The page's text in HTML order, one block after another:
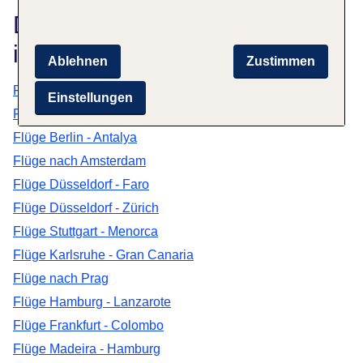
Das könnte dich auch
interessieren
Flüge Hamburg - Madeira
Flüge nach Dalaman
Flüge Berlin - Antalya
Flüge nach Amsterdam
Flüge Düsseldorf - Faro
Flüge Düsseldorf - Zürich
Flüge Stuttgart - Menorca
Flüge Karlsruhe - Gran Canaria
Flüge nach Prag
Flüge Hamburg - Lanzarote
Flüge Frankfurt - Colombo
Flüge Madeira - Hamburg
Zustimmen
Ablehnen
Einstellungen